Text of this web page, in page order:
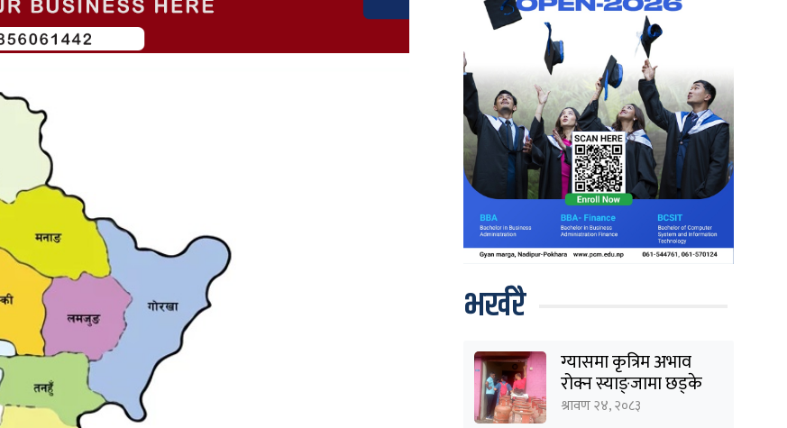
भर्खरै
ग्यासमा कृत्रिम अभाव
रोक्न स्याङ्जामा छड्के
अनुगमन
श्रावण २४, २०८३